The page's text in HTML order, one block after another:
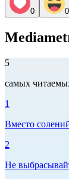
0 0
5
самых
1
Вместо
2
Не